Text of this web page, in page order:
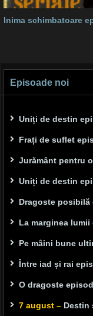
Inima schimbatoare
Episoade noi
Uniți de destin
Frați de suflet
Jurământ pentru
Uniți de destin
Dragoste posibilă
La marginea
Pe mâini bune
Între iad și rai
O dragoste
7 august – Destin